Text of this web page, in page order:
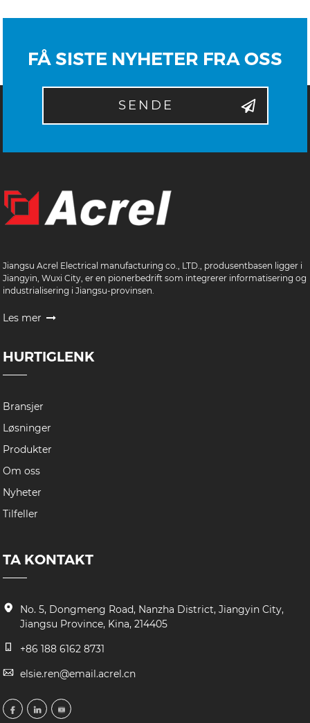
FÅ SISTE NYHETER FRA OSS
SENDE
Jiangsu Acrel Electrical manufacturing co., LTD., produsentbasen ligger i
Jiangyin, Wuxi City, er en pionerbedrift som integrerer informatisering og
industrialisering i Jiangsu-provinsen.
Les mer
HURTIGLENK
Bransjer
Løsninger
Produkter
Om oss
Nyheter
Tilfeller
TA KONTAKT
No. 5, Dongmeng Road, Nanzha District, Jiangyin City,
Jiangsu Province, Kina, 214405
+86 188 6162 8731
elsie.ren@email.acrel.cn